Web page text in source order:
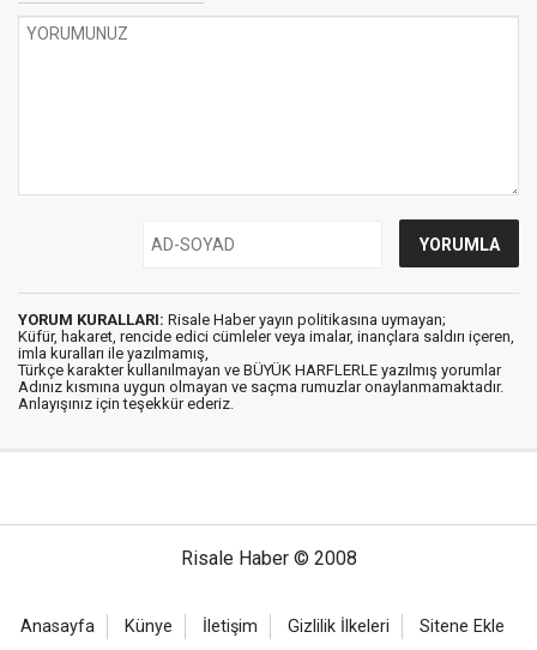
YORUM KURALLARI: Risale Haber yayın politikasına uymayan;
Küfür, hakaret, rencide edici cümleler veya imalar, inançlara saldırı içeren,
imla kuralları ile yazılmamış,
Türkçe karakter kullanılmayan ve BÜYÜK HARFLERLE yazılmış yorumlar
Adınız kısmına uygun olmayan ve saçma rumuzlar onaylanmamaktadır.
Anlayışınız için teşekkür ederiz.
Risale Haber © 2008
Anasayfa Künye İletişim Gizlilik İlkeleri Sitene Ekle